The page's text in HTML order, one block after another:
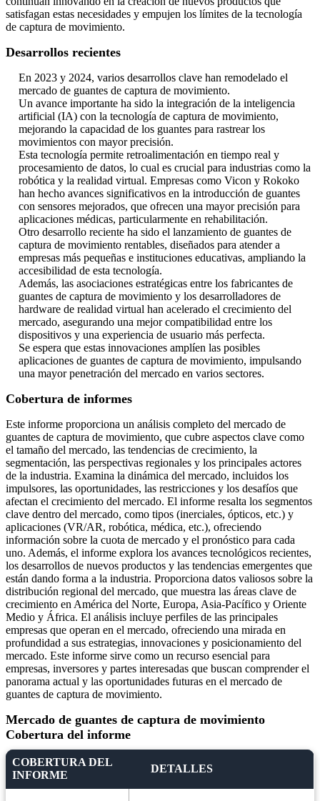
satisfagan estas necesidades y empujen los límites de la tecnología
de captura de movimiento.
Desarrollos recientes
En 2023 y 2024, varios desarrollos clave han remodelado el
mercado de guantes de captura de movimiento.
Un avance importante ha sido la integración de la inteligencia
artificial (IA) con la tecnología de captura de movimiento,
mejorando la capacidad de los guantes para rastrear los
movimientos con mayor precisión.
Esta tecnología permite retroalimentación en tiempo real y
procesamiento de datos, lo cual es crucial para industrias como la
robótica y la realidad virtual. Empresas como Vicon y Rokoko
han hecho avances significativos en la introducción de guantes
con sensores mejorados, que ofrecen una mayor precisión para
aplicaciones médicas, particularmente en rehabilitación.
Otro desarrollo reciente ha sido el lanzamiento de guantes de
captura de movimiento rentables, diseñados para atender a
empresas más pequeñas e instituciones educativas, ampliando la
accesibilidad de esta tecnología.
Además, las asociaciones estratégicas entre los fabricantes de
guantes de captura de movimiento y los desarrolladores de
hardware de realidad virtual han acelerado el crecimiento del
mercado, asegurando una mejor compatibilidad entre los
dispositivos y una experiencia de usuario más perfecta.
Se espera que estas innovaciones amplíen las posibles
aplicaciones de guantes de captura de movimiento, impulsando
una mayor penetración del mercado en varios sectores.
Cobertura de informes
Este informe proporciona un análisis completo del mercado de
guantes de captura de movimiento, que cubre aspectos clave como
el tamaño del mercado, las tendencias de crecimiento, la
segmentación, las perspectivas regionales y los principales actores
de la industria. Examina la dinámica del mercado, incluidos los
impulsores, las oportunidades, las restricciones y los desafíos que
afectan el crecimiento del mercado. El informe resalta los segmentos
clave dentro del mercado, como tipos (inerciales, ópticos, etc.) y
aplicaciones (VR/AR, robótica, médica, etc.), ofreciendo
información sobre la cuota de mercado y el pronóstico para cada
uno. Además, el informe explora los avances tecnológicos recientes,
los desarrollos de nuevos productos y las tendencias emergentes que
están dando forma a la industria. Proporciona datos valiosos sobre la
distribución regional del mercado, que muestra las áreas clave de
crecimiento en América del Norte, Europa, Asia-Pacífico y Oriente
Medio y África. El análisis incluye perfiles de las principales
empresas que operan en el mercado, ofreciendo una mirada en
profundidad a sus estrategias, innovaciones y posicionamiento del
mercado. Este informe sirve como un recurso esencial para
empresas, inversores y partes interesadas que buscan comprender el
panorama actual y las oportunidades futuras en el mercado de
guantes de captura de movimiento.
Mercado de guantes de captura de movimiento
Cobertura del informe
COBERTURA DEL
INFORME
DETALLES